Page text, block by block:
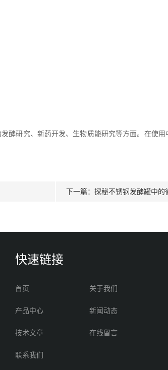
研究、新药开发、生物质能研究等方面。在使用
下一篇： 探秘不锈钢发酵罐中的
快速链接
首页 关于我们
产品中心 新闻动态
技术文章 在线留言
联系我们